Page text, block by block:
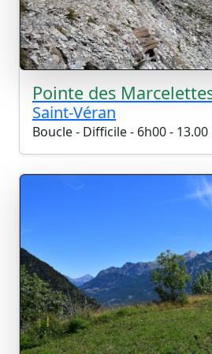
Pointe des
Saint-Véran
Boucle - Difficile - 6h00 - 13.00